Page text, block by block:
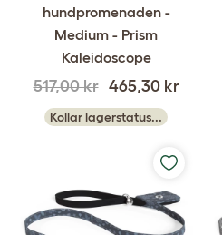
hundpromenaden -
Medium - Prism
Kaleidoscope
517,00 kr 465,30 kr
Kollar lagerstatus...